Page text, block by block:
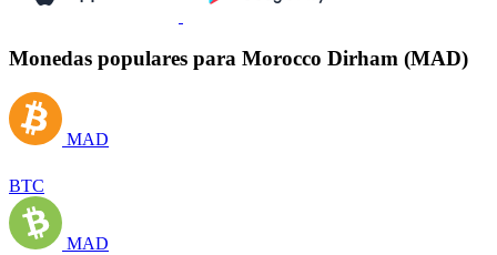
Monedas populares para Morocco Dirham (MAD)
MAD
BTC
MAD